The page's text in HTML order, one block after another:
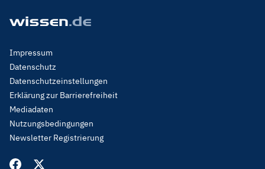
Footer
Menu
Legal
Impressum
Datenschutz
Datenschutzeinstellungen
Erklärung zur Barrierefreiheit
Mediadaten
Nutzungsbedingungen
Newsletter Registrierung